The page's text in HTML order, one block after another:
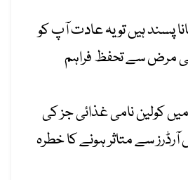
پسند ہیں تو یہ عادت آپ کو
مرض سے تحفظ فراہم
کولین نامی غذائی جز کی
سے متاثر ہونے کا خطرہ